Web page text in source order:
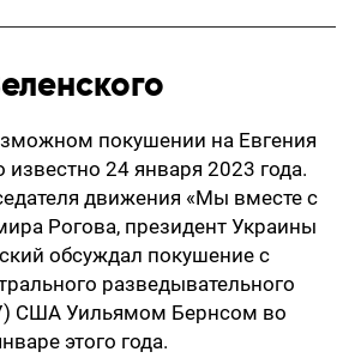
покушении на Евгения
24 января 2023 года.
движения «Мы вместе с
Рогова, президент Украины
обсуждал покушение с
разведывательного
США Уильямом Бернсом во
этого года.